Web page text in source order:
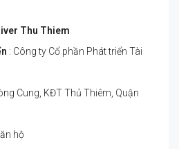
Thu Thiem
: Công ty Cổ phần Phát triển Tài
Cung, KĐT Thủ Thiêm, Quận
hộ